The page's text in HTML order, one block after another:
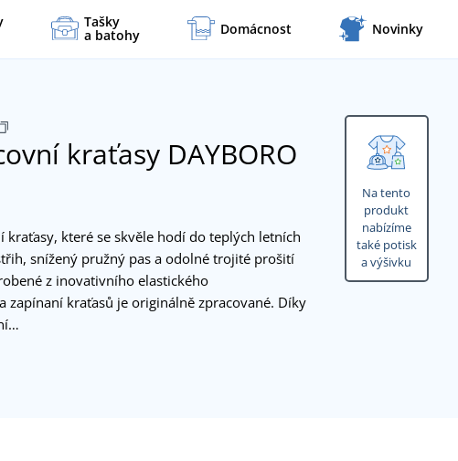
Tašky
a batohy Domácnost Novinky
Na tento
produkt
nabízíme
také potisk
a výšivku
kraťasy DAYBORO
kraťasy, které se skvěle hodí do teplých letních
snížený pružný pas a odolné trojité prošití
z inovativního elastického
zapínaní kraťasů je originálně zpracované. Díky